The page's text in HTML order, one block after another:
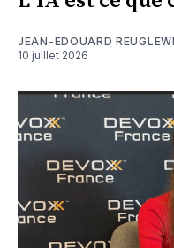
JEAN-EDOUARD
10 juillet 2026